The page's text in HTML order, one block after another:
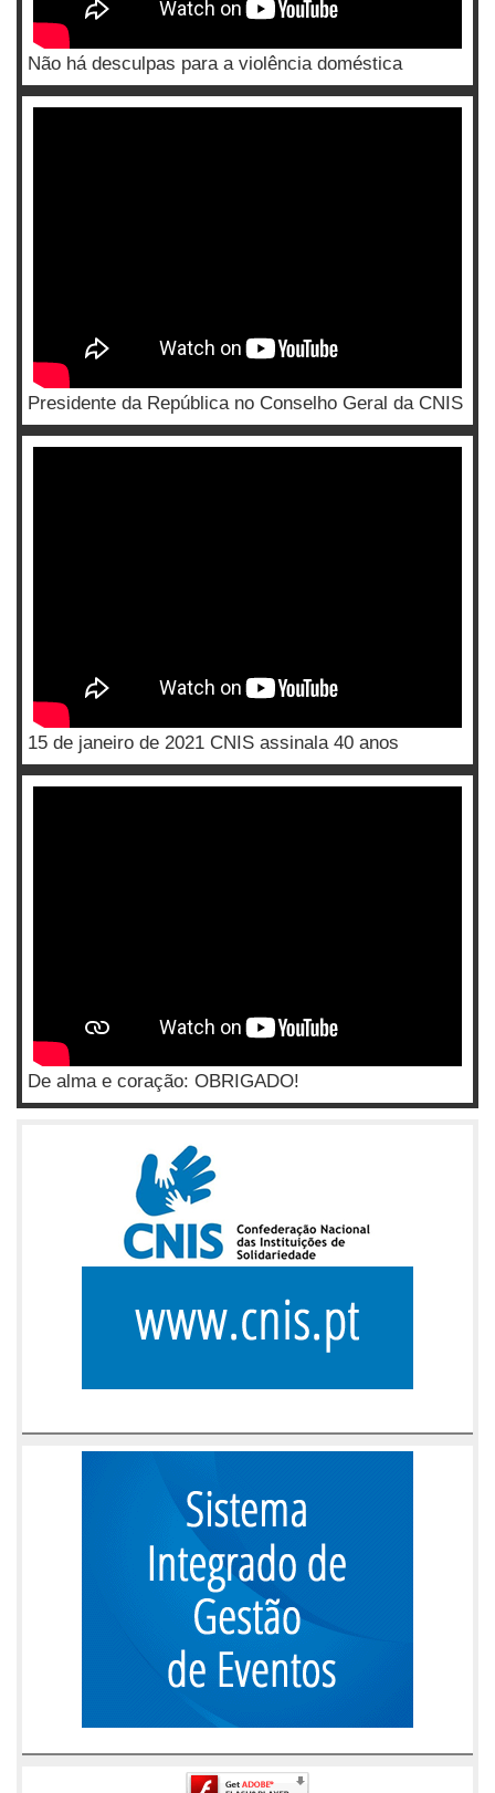
Não há desculpas para a violência doméstica
Presidente da República no Conselho Geral da CNIS
15 de janeiro de 2021 CNIS assinala 40 anos
De alma e coração: OBRIGADO!